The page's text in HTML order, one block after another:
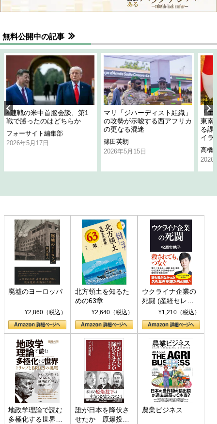
無料公開中の記事
4連戦の米中首脳会談、第1
戦で勝ったのはどちらか
フォーサイト編集部
2026年5月17日
マリ「ジハーディスト組織」
の攻勢が示唆する西アフリカ
の更なる混迷
篠田英朗
2026年5月15日
「
東南
る課
イラ
高橋
2026
廃墟のヨーロッパ
¥2,860（税込）
北方領土を知るた
めの63章
¥2,640（税込）
ウクライナ企業の
死闘 (産経セレク
ト S 039)¥1,210（税込）
地政学理論で読む
多極化する世界：
誰が日本を降伏さ
せたか 原爆投
農業ビジネス